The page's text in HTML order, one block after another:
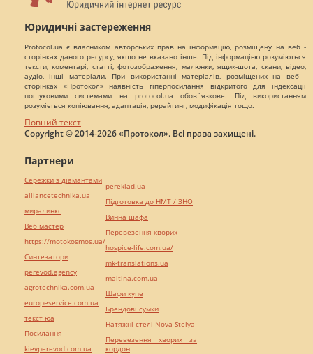
Юридичні застереження
Protocol.ua є власником авторських прав на інформацію, розміщену на веб -
сторінках даного ресурсу, якщо не вказано інше. Під інформацією розуміються
тексти, коментарі, статті, фотозображення, малюнки, ящик-шота, скани, відео,
аудіо, інші матеріали. При використанні матеріалів, розміщених на веб -
сторінках «Протокол» наявність гіперпосилання відкритого для індексації
пошуковими системами на protocol.ua обов`язкове. Під використанням
розуміється копіювання, адаптація, рерайтинг, модифікація тощо.
Повний текст
Copyright © 2014-2026 «Протокол». Всі права захищені.
Партнери
Сережки з діамантами
alliancetechnika.ua
миралинкс
Веб мастер
https://motokosmos.ua/
Синтезатори
perevod.agency
agrotechnika.com.ua
europeservice.com.ua
текст юа
Посилання
kievperevod.com.ua
pereklad.ua
Підготовка до НМТ / ЗНО
Винна шафа
Перевезення хворих
hospice-life.com.ua/
mk-translations.ua
maltina.com.ua
Шафи купе
Брендові сумки
Натяжні стелі Nova Stelya
Перевезення хворих за
кордон